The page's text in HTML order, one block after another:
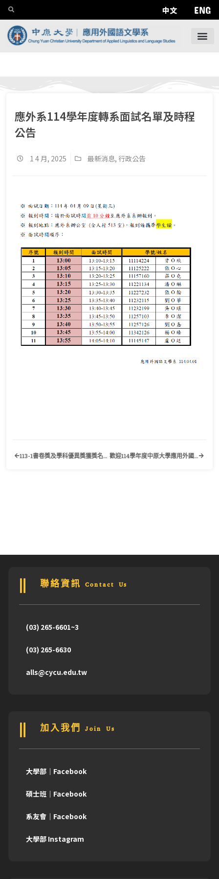
中文 ENG
應外系114學年度轉系面試名單及時程
公告
1 4 月, 2025 最新消息, 行政公告
113-1書卷獎及學科優異獎獲獎名單公告 歡迎114學年度中原大學應用外國語文學系新生
聯絡資訊 Contact Us
(03) 265-6601~3
(03) 265-6630
alls@cycu.edu.tw
加入我們 Join Us
大學部｜Facebook
碩士班｜Facebook
系友會｜Facebook
大學部 Instagram